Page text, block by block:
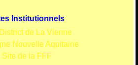
Institutionnels
de La Vienne
Nouvelle Aquitaine
Site de la FFF